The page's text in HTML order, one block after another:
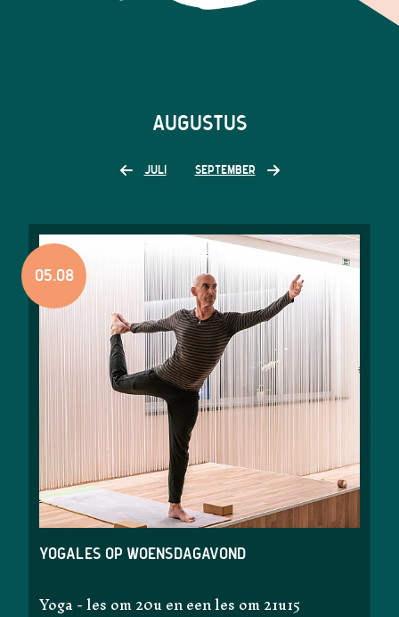
JULI
AUGUSTUS
SEPTEMBER
05.08
Yogales op woensdagavond
Yoga - les om 20u en een les om 21u15